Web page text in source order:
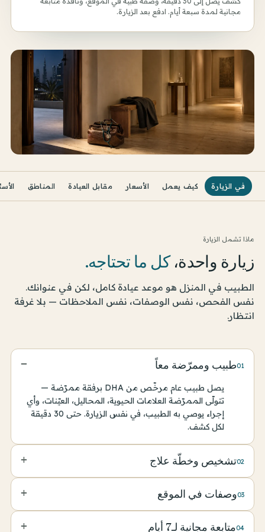
مجانية لمدة سبعة أيام. ادفع بعد الزيارة.
في الزيارة كيف يعمل الأسعار مقابل العيادة المناطق
ماذا تشمل الزيارة
زيارة واحدة، كل ما تحتاجه.
الطبيب في المنزل هو موعد عيادة كامل، لكن في عنوانك.
نفس الفحص، نفس الوصفات، نفس الملاحظات — بلا غرفة
انتظار.
01طبيب وممرّضة معاً −
يصل طبيب عام مرخّص من DHA برفقة ممرّضة —
تتولّى الممرّضة العلامات الحيوية، المحاليل، العيّنات، وأي
إجراء يوصي به الطبيب، في نفس الزيارة. حتى 30 دقيقة
لكل كشف.
02تشخيص وخطّة علاج +
قابلة للتنفيذ في نفس اليوم.
03وصفات في الموقع +
صيدلية تعمل 24 ساعة ونرتّب التوصيل.
04متابعة مجانية لـ7 أيام +